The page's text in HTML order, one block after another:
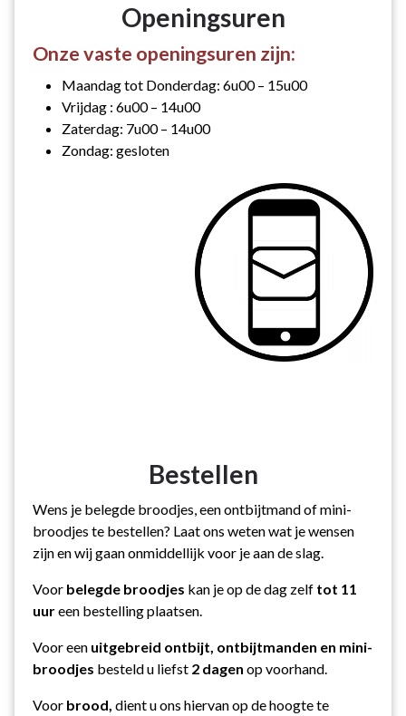
Openingsuren
Onze vaste openingsuren zijn:
Maandag tot Donderdag: 6u00 – 15u00
Vrijdag : 6u00 – 14u00
Zaterdag: 7u00 – 14u00
Zondag: gesloten
Bestellen
Wens je belegde broodjes, een ontbijtmand of mini-
broodjes te bestellen? Laat ons weten wat je wensen
zijn en wij gaan onmiddellijk voor je aan de slag.
Voor belegde broodjes kan je op de dag zelf tot 11
uureen bestelling plaatsen.
Voor een uitgebreid ontbijt, ontbijtmanden en mini-
broodjes besteld u liefst 2 dagen op voorhand.
Voor brood, dient u ons hiervan op de hoogte te